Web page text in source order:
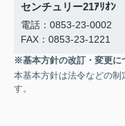
センチュリー21ｱﾘｵﾝ
電話：0853-23-0002
FAX：0853-23-1221
※基本方針の改訂・変更
本基本方針は法令などの制
す。